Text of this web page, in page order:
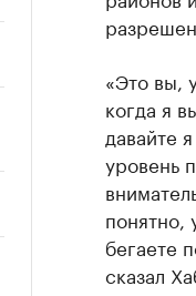
«Это вы,
когда я
давайте
уровень
понятно,
бегаете
сказал